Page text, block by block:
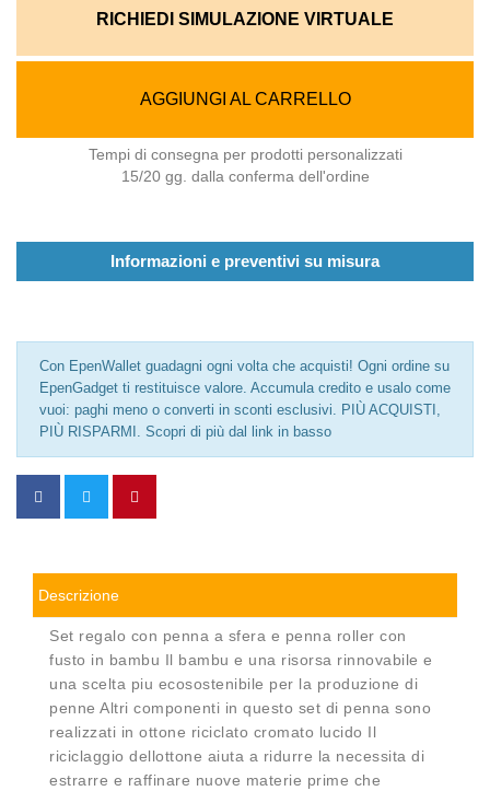
RICHIEDI SIMULAZIONE VIRTUALE
AGGIUNGI AL CARRELLO
Tempi di consegna per prodotti personalizzati
15/20 gg. dalla conferma dell'ordine
Informazioni e preventivi su misura
Con EpenWallet guadagni ogni volta che acquisti! Ogni ordine su
EpenGadget ti restituisce valore. Accumula credito e usalo come
vuoi: paghi meno o converti in sconti esclusivi. PIÙ ACQUISTI,
PIÙ RISPARMI. Scopri di più dal link in basso
Descrizione
Set regalo con penna a sfera e penna roller con
fusto in bambu Il bambu e una risorsa rinnovabile e
una scelta piu ecosostenibile per la produzione di
penne Altri componenti in questo set di penna sono
realizzati in ottone riciclato cromato lucido Il
riciclaggio dellottone aiuta a ridurre la necessita di
estrarre e raffinare nuove materie prime che